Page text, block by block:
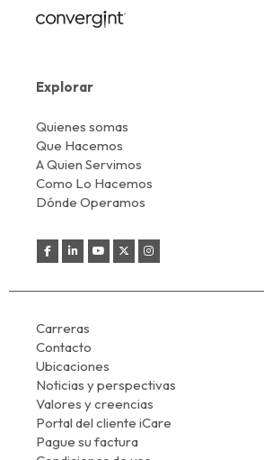
Explorar
Quienes somas
Que Hacemos
A Quien Servimos
Como Lo Hacemos
Dónde Operamos
Carreras
Contacto
Ubicaciones
Noticias y perspectivas
Valores y creencias
Portal del cliente iCare
Pague su factura